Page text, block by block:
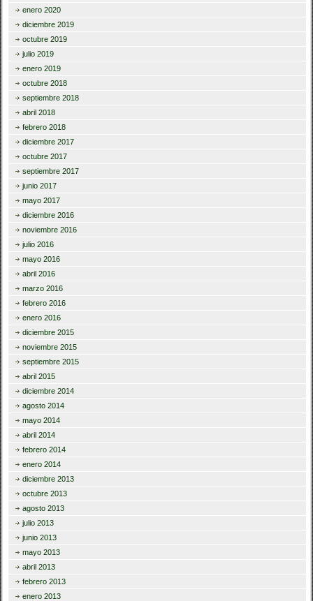
enero 2020
diciembre 2019
octubre 2019
julio 2019
enero 2019
octubre 2018
septiembre 2018
abril 2018
febrero 2018
diciembre 2017
octubre 2017
septiembre 2017
junio 2017
mayo 2017
diciembre 2016
noviembre 2016
julio 2016
mayo 2016
abril 2016
marzo 2016
febrero 2016
enero 2016
diciembre 2015
noviembre 2015
septiembre 2015
abril 2015
diciembre 2014
agosto 2014
mayo 2014
abril 2014
febrero 2014
enero 2014
diciembre 2013
octubre 2013
agosto 2013
julio 2013
junio 2013
mayo 2013
abril 2013
febrero 2013
enero 2013